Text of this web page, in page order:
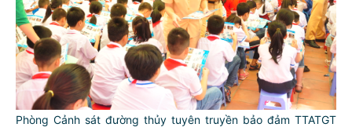
Phòng Cảnh sát đường thủy tuyên truyền bảo đảm TTATGT